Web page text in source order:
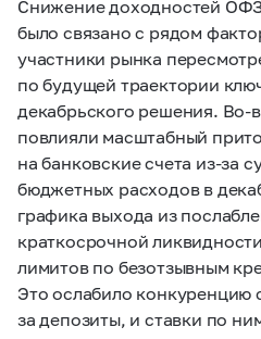
Снижение доходностей
было связано с рядом
участники рынка
по будущей траектории
декабрьского решения. Во-
повлияли масштабный
на банковские счета из‑за
бюджетных расходов в
графика выхода из
краткосрочной
лимитов по безотзывным
Это ослабило конкуренцию
за депозиты, и ставки по